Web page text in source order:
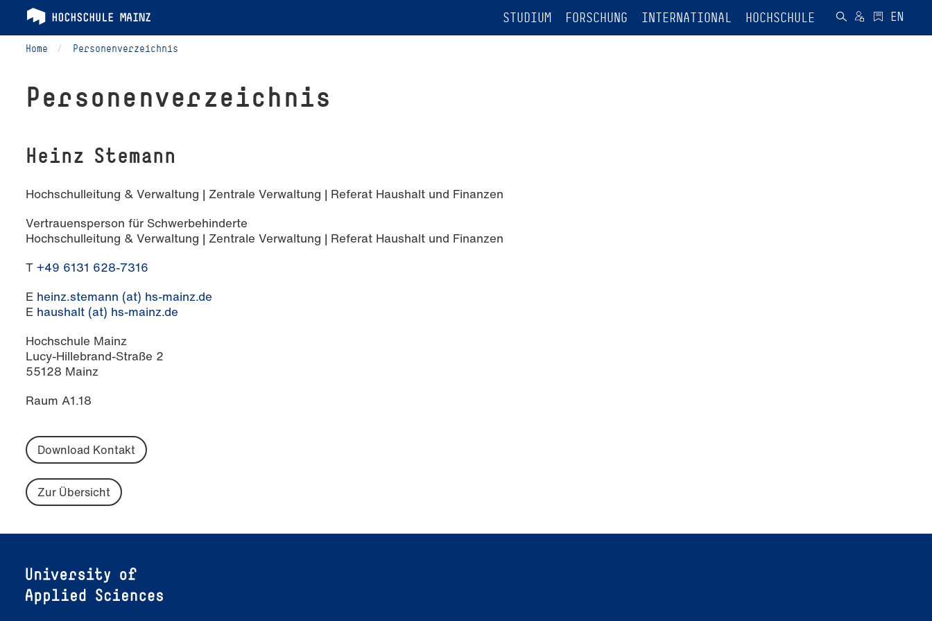
STUDIUM FORSCHUNG INTERNATIONAL HOCHSCHULE
Home Personenverzeichnis
Per­so­nen­ver­zeich­nis
Heinz Stemann
Hochschulleitung & Verwaltung | Zentrale Verwaltung | Referat Haushalt und Finanzen
Vertrauensperson für Schwerbehinderte
Hochschulleitung & Verwaltung | Zentrale Verwaltung | Referat Haushalt und Finanzen
T +49 6131 628-7316
E heinz.stemann (at) hs-mainz.de
E haushalt (at) hs-mainz.de
Hochschule Mainz
Lucy-Hillebrand-Straße 2
55128 Mainz
Raum A1.18
Download Kontakt
Zur Übersicht